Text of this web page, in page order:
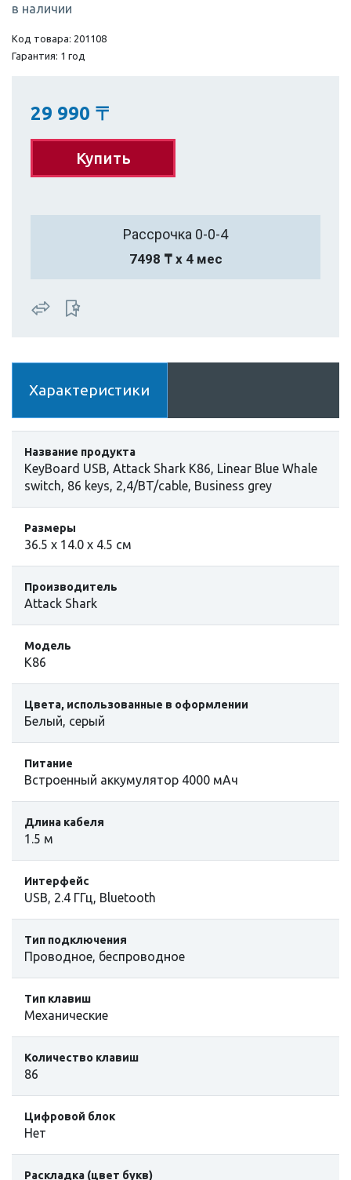
в наличии
Код товара: 201108
Гарантия: 1 год
29 990 〒
Купить
Рассрочка 0-0-4
7498 ₸ х 4 мес
Характеристики
Название продукта
KeyBoard USB, Attack Shark K86, Linear Blue Whale
switch, 86 keys, 2,4/BT/cable, Business grey
Размеры
36.5 х 14.0 х 4.5 см
Производитель
Attack Shark
Модель
K86
Цвета, использованные в оформлении
Белый, серый
Питание
Встроенный аккумулятор 4000 мАч
Длина кабеля
1.5 м
Интерфейс
USB, 2.4 ГГц, Bluetooth
Тип подключения
Проводное, беспроводное
Тип клавиш
Механические
Количество клавиш
86
Цифровой блок
Нет
Раскладка (цвет букв)